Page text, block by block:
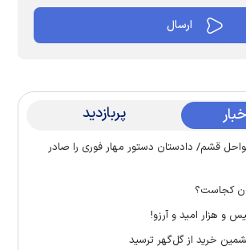
پربازدید
قشم/ دادستان دستور مهار فوری را صادر
کجاست؟
و هزار امید و آرزو!
خرید از گل‌گهر ترسید